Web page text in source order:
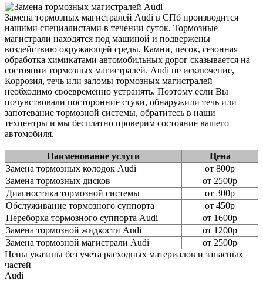
Замена тормозных магистралей Audi в СПб производится
нашими специалистами в течении суток. Тормозные
магистрали находятся под машиной и подвержены
воздействию окружающей среды. Камни, песок, сезонная
обработка химикатами автомобильных дорог сказывается на
состоянии тормозных магистралей. Audi не исключение,
Коррозия, течь или заломы тормозных магистралей
необходимо своевременно устранять. Поэтому если Вы
почувствовали посторонние стуки, обнаружили течь или
запотевание тормозной системы, обратитесь в наши
техцентры и мы бесплатно проверим состояние вашего
автомобиля.
Наименование услуги
Цена
Замена тормозных колодок Audi
от 800р
Замена тормозных дисков
от 2500р
Диагностика тормозной системы
от 300р
Обслуживание тормозного суппорта
от 450р
Переборка тормозного суппорта Audi
от 1600р
Замена тормозной жидкости Audi
от 1200р
Замена тормозной магистрали Audi
от 2500р
Цены указаны без учета расходных материалов и запасных
частей
Audi